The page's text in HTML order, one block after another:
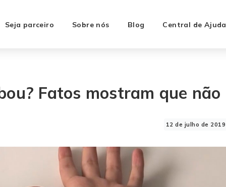
Seja parceiro Sobre nós Blog Central de Ajuda
Fatos mostram que não
12 de julho de 2019